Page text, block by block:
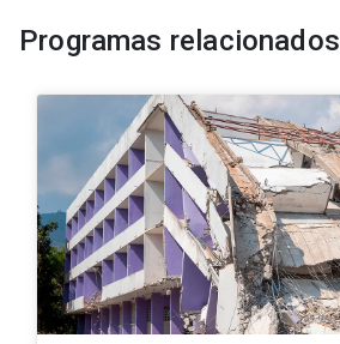
Programas relacionados